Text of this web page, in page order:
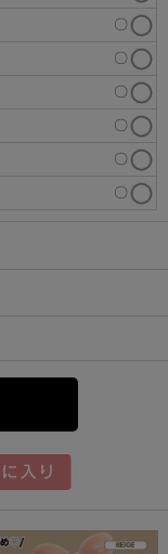
〇
〇
〇
〇
〇
〇